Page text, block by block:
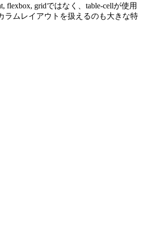
flexbox, gridではなく、table-cellが使用
ラムレイアウトを扱えるのも大きな特